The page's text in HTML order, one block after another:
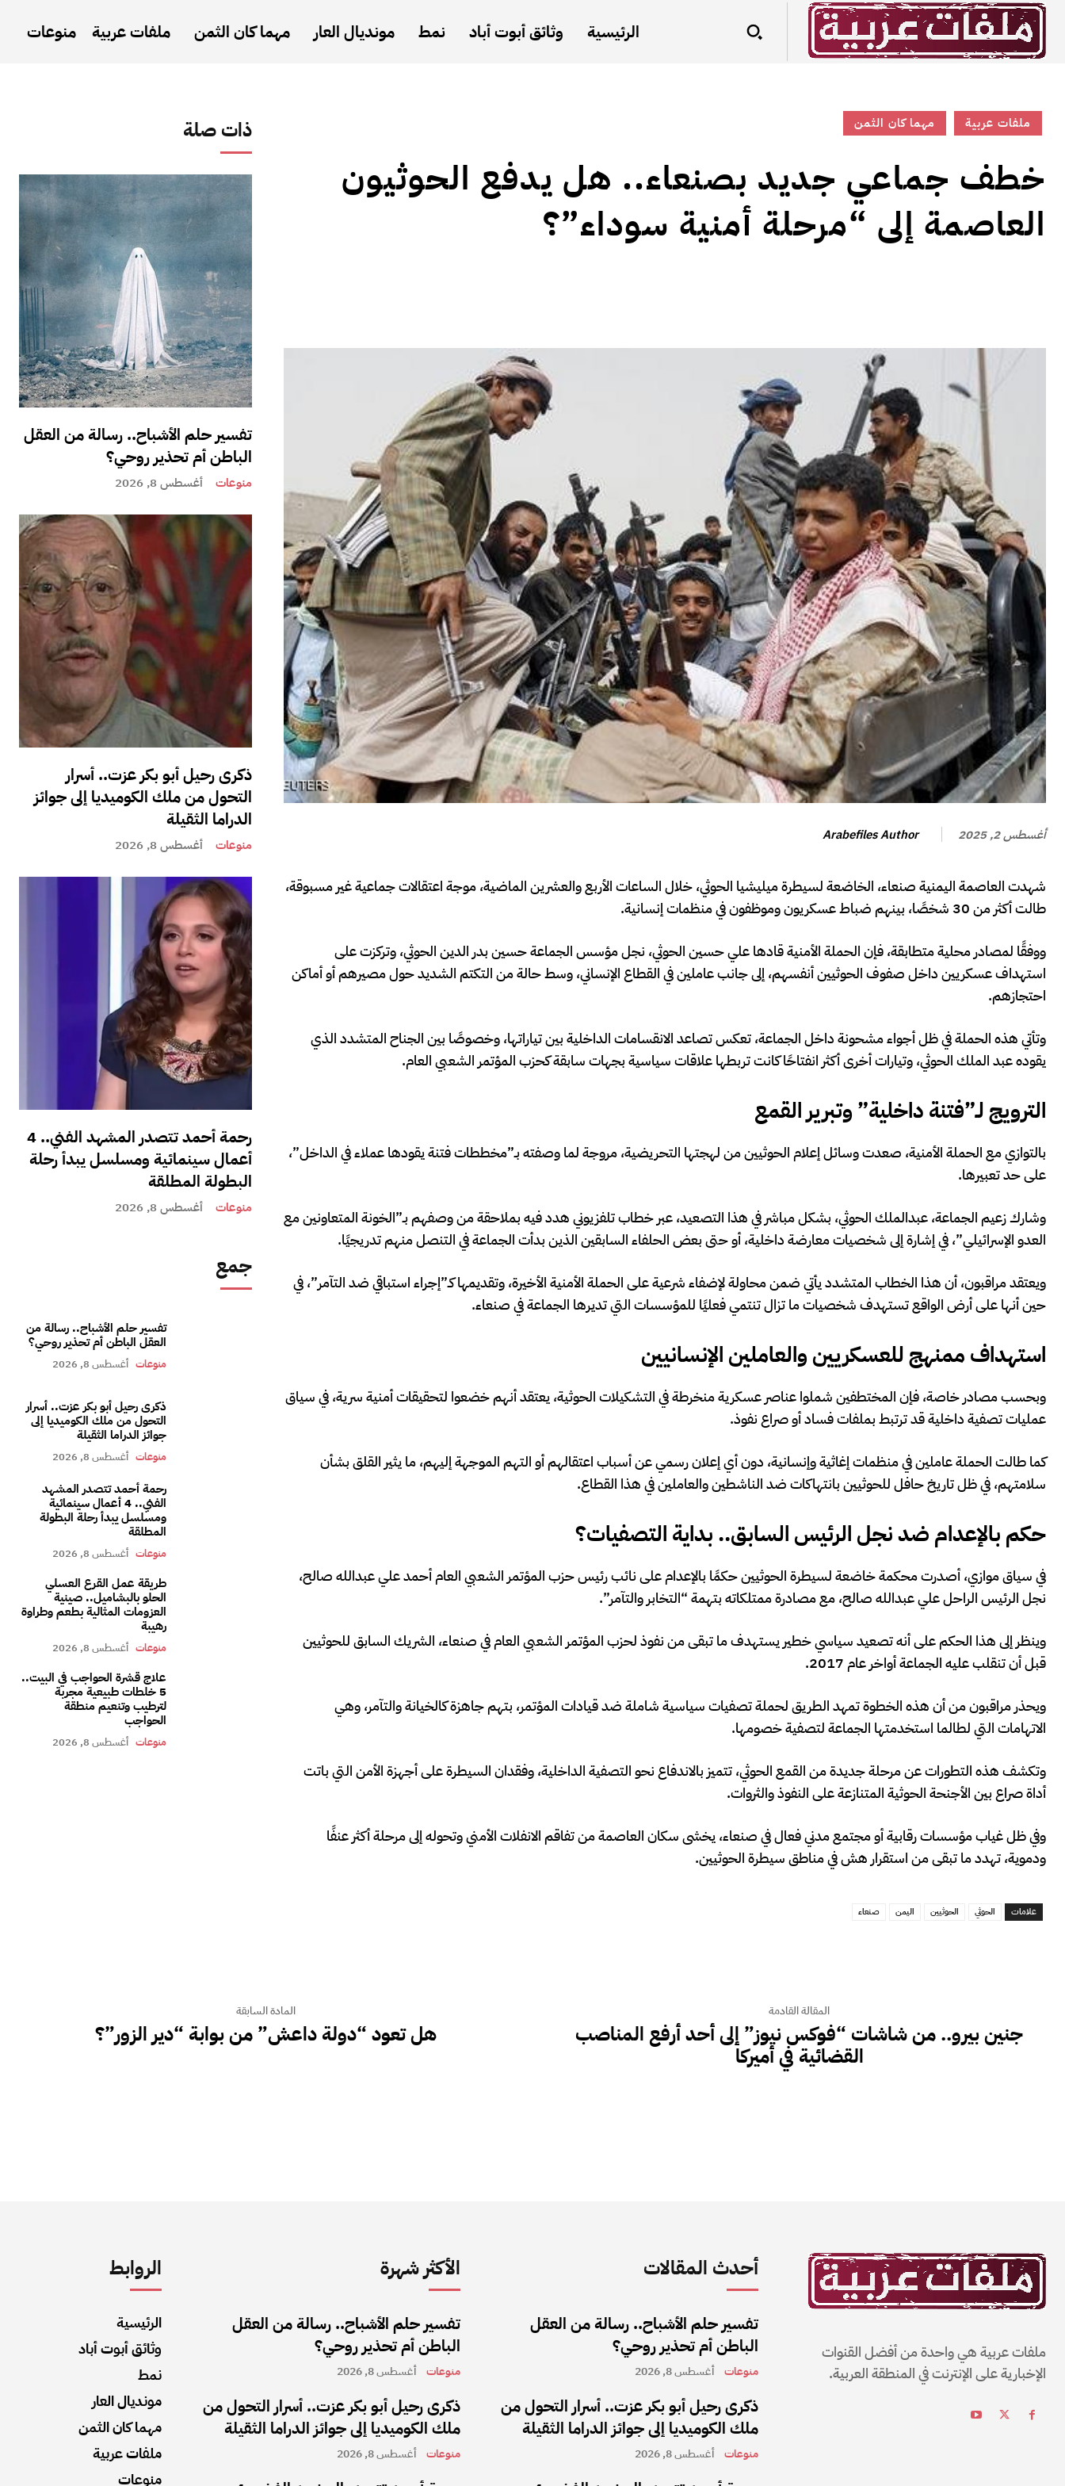
الرئيسية وثائق أبوت أباد نمط مونديال العار مهما كان الثمن ملفات عربية منوعات
ذات صلة
تفسير حلم الأشباح.. رسالة من العقل
الباطن أم تحذير روحي؟
منوعات أغسطس 8, 2026
ذكرى رحيل أبو بكر عزت.. أسرار
التحول من ملك الكوميديا إلى جوائز
الدراما الثقيلة
منوعات أغسطس 8, 2026
رحمة أحمد تتصدر المشهد الفني.. 4
أعمال سينمائية ومسلسل يبدأ رحلة
البطولة المطلقة
منوعات أغسطس 8, 2026
جمع
تفسير حلم الأشباح.. رسالة من
العقل الباطن أم تحذير روحي؟
منوعات أغسطس 8, 2026
ذكرى رحيل أبو بكر عزت.. أسرار
التحول من ملك الكوميديا إلى
جوائز الدراما الثقيلة
منوعات أغسطس 8, 2026
رحمة أحمد تتصدر المشهد
الفني.. 4 أعمال سينمائية
ومسلسل يبدأ رحلة البطولة
المطلقة
منوعات أغسطس 8, 2026
طريقة عمل القرع العسلي
الحلو بالبشاميل.. صينية
العزومات المثالية بطعم وطراوة
رهيبة
منوعات أغسطس 8, 2026
علاج قشرة الحواجب في البيت..
5 خلطات طبيعية مجربة
لترطيب وتنعيم منطقة
الحواجب
منوعات أغسطس 8, 2026
ملفات عربية مهما كان الثمن
خطف جماعي جديد بصنعاء.. هل يدفع الحوثيون
العاصمة إلى “مرحلة أمنية سوداء”؟
أغسطس 2, 2025 Arabefiles Author
شهدت العاصمة اليمنية صنعاء، الخاضعة لسيطرة ميليشيا الحوثي، خلال الساعات الأربع والعشرين الماضية، موجة اعتقالات جماعية غير مسبوقة،
طالت أكثر من 30 شخصًا، بينهم ضباط عسكريون وموظفون في منظمات إنسانية.
ووفقًا لمصادر محلية متطابقة، فإن الحملة الأمنية قادها علي حسين الحوثي، نجل مؤسس الجماعة حسين بدر الدين الحوثي، وتركزت على
استهداف عسكريين داخل صفوف الحوثيين أنفسهم، إلى جانب عاملين في القطاع الإنساني، وسط حالة من التكتم الشديد حول مصيرهم أو أماكن
احتجازهم.
وتأتي هذه الحملة في ظل أجواء مشحونة داخل الجماعة، تعكس تصاعد الانقسامات الداخلية بين تياراتها، وخصوصًا بين الجناح المتشدد الذي
يقوده عبد الملك الحوثي، وتيارات أخرى أكثر انفتاحًا كانت تربطها علاقات سياسية بجهات سابقة كحزب المؤتمر الشعبي العام.
الترويج لـ”فتنة داخلية” وتبرير القمع
بالتوازي مع الحملة الأمنية، صعدت وسائل إعلام الحوثيين من لهجتها التحريضية، مروجة لما وصفته بـ”مخططات فتنة يقودها عملاء في الداخل”،
على حد تعبيرها.
وشارك زعيم الجماعة، عبدالملك الحوثي، بشكل مباشر في هذا التصعيد، عبر خطاب تلفزيوني هدد فيه بملاحقة من وصفهم بـ”الخونة المتعاونين مع
العدو الإسرائيلي”، في إشارة إلى شخصيات معارضة داخلية، أو حتى بعض الحلفاء السابقين الذين بدأت الجماعة في التنصل منهم تدريجيًا.
ويعتقد مراقبون، أن هذا الخطاب المتشدد يأتي ضمن محاولة لإضفاء شرعية على الحملة الأمنية الأخيرة، وتقديمها كـ”إجراء استباقي ضد التآمر”، في
حين أنها على أرض الواقع تستهدف شخصيات ما تزال تنتمي فعليًا للمؤسسات التي تديرها الجماعة في صنعاء.
استهداف ممنهج للعسكريين والعاملين الإنسانيين
وبحسب مصادر خاصة، فإن المختطفين شملوا عناصر عسكرية منخرطة في التشكيلات الحوثية، يعتقد أنهم خضعوا لتحقيقات أمنية سرية، في سياق
عمليات تصفية داخلية قد ترتبط بملفات فساد أو صراع نفوذ.
كما طالت الحملة عاملين في منظمات إغاثية وإنسانية، دون أي إعلان رسمي عن أسباب اعتقالهم أو التهم الموجهة إليهم، ما يثير القلق بشأن
سلامتهم، في ظل تاريخ حافل للحوثيين بانتهاكات ضد الناشطين والعاملين في هذا القطاع.
حكم بالإعدام ضد نجل الرئيس السابق.. بداية التصفيات؟
في سياق موازي، أصدرت محكمة خاضعة لسيطرة الحوثيين حكمًا بالإعدام على نائب رئيس حزب المؤتمر الشعبي العام أحمد علي عبدالله صالح،
نجل الرئيس الراحل علي عبدالله صالح، مع مصادرة ممتلكاته بتهمة “التخابر والتآمر”.
وينظر إلى هذا الحكم على أنه تصعيد سياسي خطير يستهدف ما تبقى من نفوذ لحزب المؤتمر الشعبي العام في صنعاء، الشريك السابق للحوثيين
قبل أن تنقلب عليه الجماعة أواخر عام 2017.
ويحذر مراقبون من أن هذه الخطوة تمهد الطريق لحملة تصفيات سياسية شاملة ضد قيادات المؤتمر، بتهم جاهزة كالخيانة والتآمر، وهي
الاتهامات التي لطالما استخدمتها الجماعة لتصفية خصومها.
وتكشف هذه التطورات عن مرحلة جديدة من القمع الحوثي، تتميز بالاندفاع نحو التصفية الداخلية، وفقدان السيطرة على أجهزة الأمن التي باتت
أداة صراع بين الأجنحة الحوثية المتنازعة على النفوذ والثروات.
وفي ظل غياب مؤسسات رقابية أو مجتمع مدني فعال في صنعاء، يخشى سكان العاصمة من تفاقم الانفلات الأمني وتحوله إلى مرحلة أكثر عنفًا
ودموية، تهدد ما تبقى من استقرار هش في مناطق سيطرة الحوثيين.
علامات الحوثي الحوثيين اليمن صنعاء
المادة السابقة
هل تعود “دولة داعش” من بوابة “دير الزور”؟
المقالة القادمة
جنين بيرو.. من شاشات “فوكس نيوز” إلى أحد أرفع المناصب
القضائية في أميركا
الروابط
الرئيسية
وثائق أبوت أباد
نمط
مونديال العار
مهما كان الثمن
ملفات عربية
منوعات
الأكثر شهرة
تفسير حلم الأشباح.. رسالة من العقل
الباطن أم تحذير روحي؟
منوعات أغسطس 8, 2026
ذكرى رحيل أبو بكر عزت.. أسرار التحول من
ملك الكوميديا إلى جوائز الدراما الثقيلة
منوعات أغسطس 8, 2026
أحدث المقالات
تفسير حلم الأشباح.. رسالة من العقل
الباطن أم تحذير روحي؟
منوعات أغسطس 8, 2026
ذكرى رحيل أبو بكر عزت.. أسرار التحول من
ملك الكوميديا إلى جوائز الدراما الثقيلة
منوعات أغسطس 8, 2026
ملفات عربية هي واحدة من أفضل القنوات
الإخبارية على الإنترنت في المنطقة العربية.